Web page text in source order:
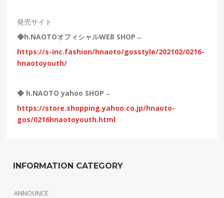
発売サイト
◆h.NAOTOオフィシャルWEB SHOP→
https://s-inc.fashion/hnaoto/gosstyle/202102/0216-
hnaotoyouth/
◆ h.NAOTO yahoo SHOP→
https://store.shopping.yahoo.co.jp/hnaoto-
gos/0216hnaotoyouth.html
INFORMATION CATEGORY
ANNOUNCE